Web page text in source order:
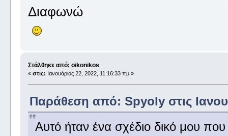
Διαφωνώ
Στάλθηκε από: oikonikos
« στις: Ιανουάριος 22, 2022, 11:16:33 πμ »
Παράθεση από: Spyoly στις
Αυτό ήταν ένα σχέδιο δικό μου